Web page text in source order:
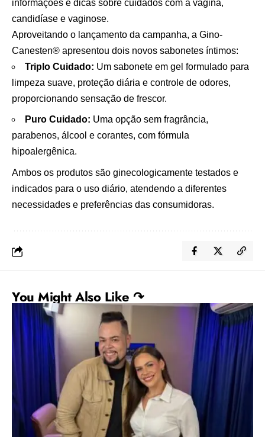
informações e dicas sobre cuidados com a vagina,
candidíase e vaginose.
Aproveitando o lançamento da campanha, a Gino-
Canesten® apresentou dois novos sabonetes íntimos:
Triplo Cuidado: Um sabonete em gel formulado para
limpeza suave, proteção diária e controle de odores,
proporcionando sensação de frescor.
Puro Cuidado: Uma opção sem fragrância,
parabenos, álcool e corantes, com fórmula
hipoalergênica.
Ambos os produtos são ginecologicamente testados e
indicados para o uso diário, atendendo a diferentes
necessidades e preferências das consumidoras.
You Might Also Like ↷